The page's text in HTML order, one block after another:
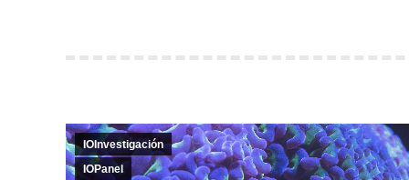
IOInvestigación
IOPanel